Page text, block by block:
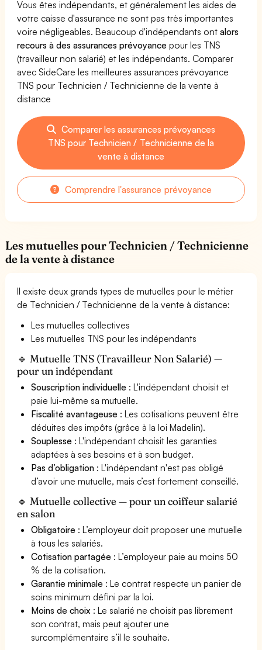
Vous êtes indépendants, et généralement les aides de
votre caisse d'assurance ne sont pas très importantes
voire négligeables. Beaucoup d'indépendants ontalors
recours à des assurances prévoyance pour les TNS
(travailleur non salarié) et les indépendants. Comparer
avec SideCare les meilleures assurances prévoyance
TNS pour Technicien / Technicienne de la vente à
distance
Comparer les assurances prévoyances
TNS pour Technicien / Technicienne de la
vente à distance
Comprendre l'assurance prévoyance
Les mutuelles pour Technicien / Technicienne
de la vente à distance
Il existe deux grands types de mutuelles pour le métier
de Technicien / Technicienne de la vente à distance:
Les mutuelles collectives
Les mutuelles TNS pour les indépendants
🔹 Mutuelle TNS (Travailleur Non Salarié) —
pour un indépendant
Souscription individuelle : L'indépendant choisit et
paie lui-même sa mutuelle.
Fiscalité avantageuse : Les cotisations peuvent être
déduites des impôts (grâce à la loi Madelin).
Souplesse : L'indépendant choisit les garanties
adaptées à ses besoins et à son budget.
Pas d’obligation : L'indépendant n'est pas obligé
d’avoir une mutuelle, mais c’est fortement conseillé.
🔹 Mutuelle collective — pour un coiffeur salarié
en salon
Obligatoire : L’employeur doit proposer une mutuelle
à tous les salariés.
Cotisation partagée : L’employeur paie au moins 50
% de la cotisation.
Garantie minimale : Le contrat respecte un panier de
soins minimum défini par la loi.
Moins de choix : Le salarié ne choisit pas librement
son contrat, mais peut ajouter une
surcomplémentaire s’il le souhaite.